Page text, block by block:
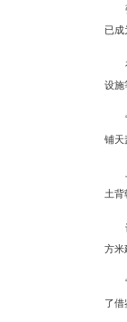
已
设施
铺天
土背
方米
了